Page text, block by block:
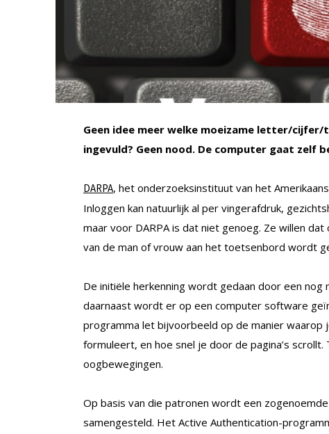
Geen idee meer welke moeizame letter/
ingevuld? Geen nood. De computer gaat zelf
DARPA, het onderzoeksinstituut van het
Inloggen kan natuurlijk al per vingerafdruk,
maar voor DARPA is dat niet genoeg. Ze willen
van de man of vrouw aan het toetsenbord wordt
De initiële herkenning wordt gedaan door een
daarnaast wordt er op een computer software
programma let bijvoorbeeld op de manier
formuleert, en hoe snel je door de pagina’s
oogbewegingen.
Op basis van die patronen wordt een zogenoemde
samengesteld. Het Active Authentication-